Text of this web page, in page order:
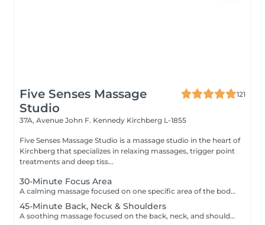
Five Senses Massage
Studio
121
37A, Avenue John F. Kennedy Kirchberg L-1855
Five Senses Massage Studio is a massage studio in the heart of
Kirchberg that specializes in relaxing massages, trigger point
treatments and deep tiss...
30-Minute Focus Area
A calming massage focused on one specific area of the body to help reduce tension, promote relaxation, and relieve daily stress. Using smooth flowing techniques and oil, the treatment can target areas such as the back, neck, shoulders, legs, or arms according to your needs and preferences.
45-Minute Back, Neck & Shoulders
A soothing massage focused on the back, neck, and shoulders to help release built-up tension, reduce stress, and promote deep relaxation. Using smooth flowing techniques and oil, this treatment helps calm the body and mind while easing muscular tightness caused by daily stress, posture, or fatigue.